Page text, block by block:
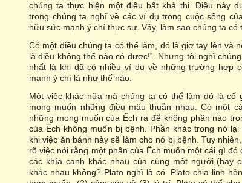
chúng ta thực hiện một điều bất khả thi. Điều này
trong chúng ta nghĩ về các ví dụ trong cuộc sống
hữu sức mạnh ý chí thực sự. Vậy, làm sao chúng ta
Có một điều chúng ta có thể làm, đó là giơ tay lên và
là điều không thể nào có được!”. Nhưng tôi nghĩ
nhất là khi đã có nhiều ví dụ về những trường hợp
mạnh ý chí là như thế nào.
Một việc khác nữa mà chúng ta có thể làm đó là cố
mong muốn những điều mâu thuẫn nhau. Có một
những mong muốn của Ếch ra để không phần nào
của Ếch không muốn bị bệnh. Phần khác trong nó
khi việc ăn bánh này sẽ làm cho nó bị bệnh. Tuy
rõ việc nói rằng một phần của Ếch muốn một cái gì
các khía cạnh khác nhau của cùng một người (hay
khác nhau không? Plato nghĩ là có. Plato chia linh